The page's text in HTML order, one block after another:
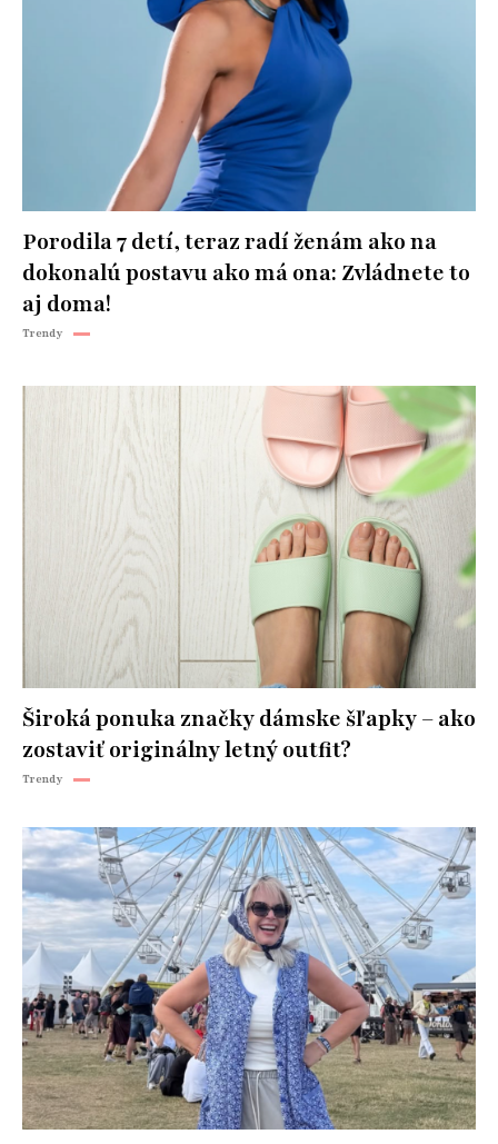
Porodila 7 detí, teraz radí ženám ako na
dokonalú postavu ako má ona: Zvládnete to
aj doma!
Trendy
Široká ponuka značky dámske šľapky – ako
zostaviť originálny letný outfit?
Trendy